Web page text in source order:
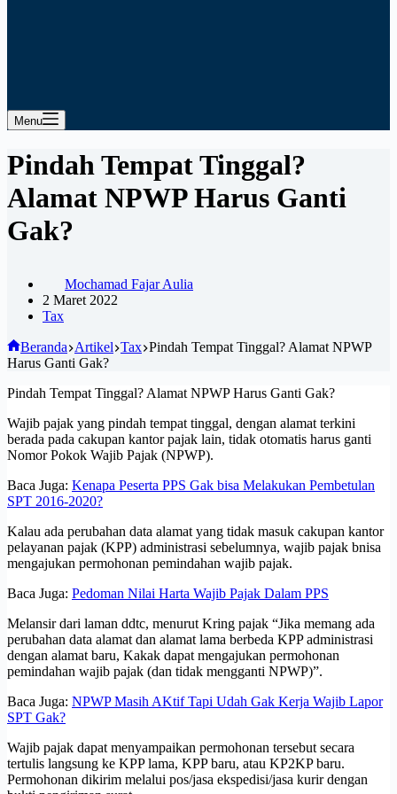
Menu
Pindah Tempat Tinggal?
Alamat NPWP Harus Ganti
Gak?
Mochamad Fajar Aulia
2 Maret 2022
Tax
Beranda Artikel Tax Pindah Tempat Tinggal? Alamat NPWP
Harus Ganti Gak?
Pindah Tempat Tinggal? Alamat NPWP Harus Ganti Gak?
Wajib pajak yang pindah tempat tinggal, dengan alamat terkini
berada pada cakupan kantor pajak lain, tidak otomatis harus ganti
Nomor Pokok Wajib Pajak (NPWP).
Baca Juga: Kenapa Peserta PPS Gak bisa Melakukan Pembetulan
SPT 2016-2020?
Kalau ada perubahan data alamat yang tidak masuk cakupan kantor
pelayanan pajak (KPP) administrasi sebelumnya, wajib pajak bnisa
mengajukan permohonan pemindahan wajib pajak.
Baca Juga: Pedoman Nilai Harta Wajib Pajak Dalam PPS
Melansir dari laman ddtc, menurut Kring pajak “Jika memang ada
perubahan data alamat dan alamat lama berbeda KPP administrasi
dengan alamat baru, Kakak dapat mengajukan permohonan
pemindahan wajib pajak (dan tidak mengganti NPWP)”.
Baca Juga: NPWP Masih AKtif Tapi Udah Gak Kerja Wajib Lapor
SPT Gak?
Wajib pajak dapat menyampaikan permohonan tersebut secara
tertulis langsung ke KPP lama, KPP baru, atau KP2KP baru.
Permohonan dikirim melalui pos/jasa ekspedisi/jasa kurir dengan